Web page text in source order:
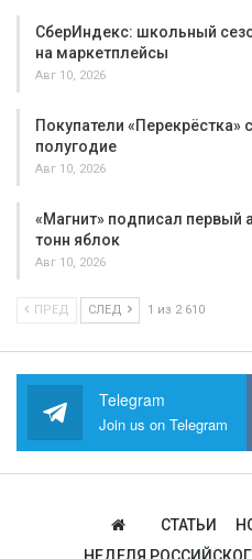
СберИндекс: школьный
на маркетплейсы
Авг 10, 2026
Покупатели «Перекрёстка»
полугодие
Авг 10, 2026
«Магнит» подписал первый
тонн яблок
Авг 10, 2026
ПРЕД СЛЕД 1 из 2 610
Telegram
Join us on Telegram
СТАТЬИ